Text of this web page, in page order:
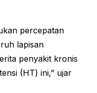
percepatan
lapisan
penyakit kronis
(HT) ini,” ujar